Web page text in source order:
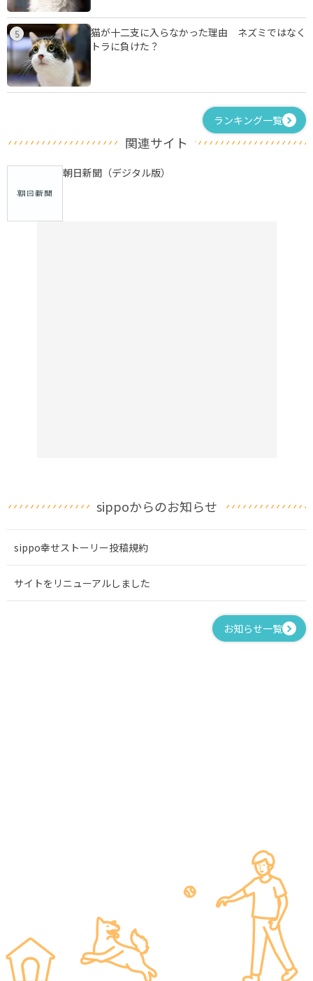
5
猫が十二支に入らなかった理由 ネズミではなく
トラに負けた？
ランキング一覧
関連サイト
朝日新聞（デジタル版）
sippoからのお知らせ
sippo幸せストーリー投稿規約
サイトをリニューアルしました
お知らせ一覧